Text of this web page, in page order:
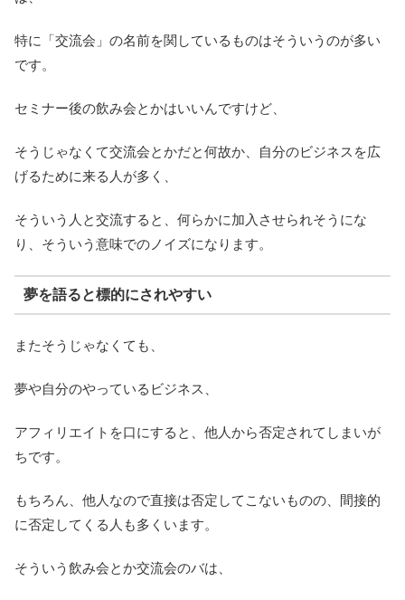
特に「交流会」の名前を関しているものはそういうのが多い
です。
セミナー後の飲み会とかはいいんですけど、
そうじゃなくて交流会とかだと何故か、自分のビジネスを広
げるために来る人が多く、
そういう人と交流すると、何らかに加入させられそうにな
り、そういう意味でのノイズになります。
夢を語ると標的にされやすい
またそうじゃなくても、
夢や自分のやっているビジネス、
アフィリエイトを口にすると、他人から否定されてしまいが
ちです。
もちろん、他人なので直接は否定してこないものの、間接的
に否定してくる人も多くいます。
そういう飲み会とか交流会のバは、